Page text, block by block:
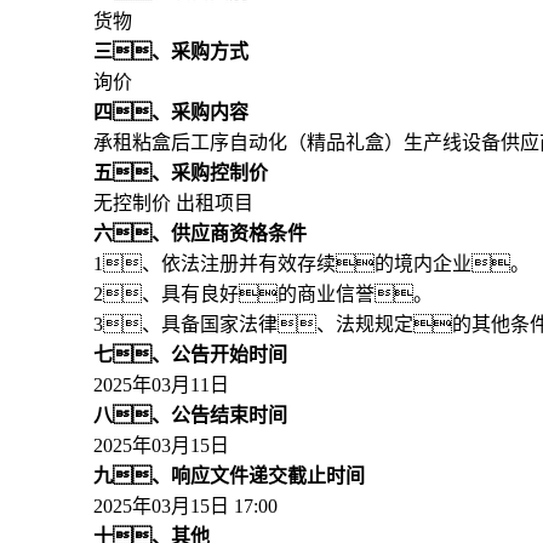
货物
三、采购方式
询价
四、采购内容
承租粘盒后工序自动化（精品礼盒）生产线设备供应
五、采购控制价
无控制价 出租项目
六、供应商资格条件
1、依法注册并有效存续的境内企业。
2、具有良好的商业信誉。
3、具备国家法律、法规规定的其他条
七、公告开始时间
2025年03月11日
八、公告结束时间
2025年03月15日
九、响应文件递交截止时间
2025年03月15日 17:00
十、其他